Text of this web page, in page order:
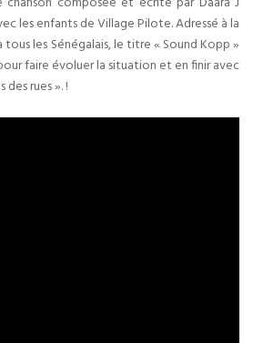
les enfants de Village Pilote. Adressé à la
les Sénégalais, le titre « Sound Kopp »
faire évoluer la situation et en finir avec
rues ». !